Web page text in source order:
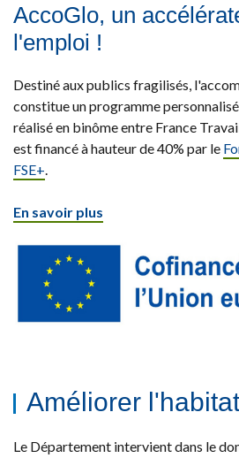
AccoGlo, un
l'emploi !
Destiné aux publics fragilisés,
constitue un programme
réalisé en binôme entre France
est financé à hauteur de 40% par le
FSE+
En savoir plus
Améliorer l'habitat
Le Département intervient dans le